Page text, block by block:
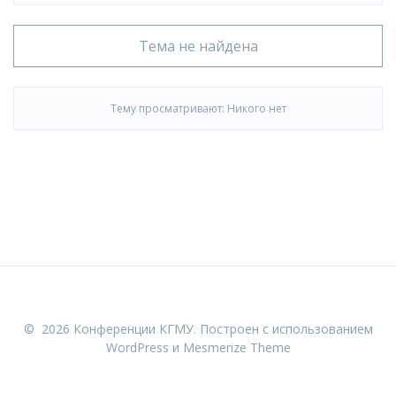
Тема не найдена
Тему просматривают: Никого нет
© 2026 Конференции КГМУ. Построен с использованием
WordPress и Mesmerize Theme